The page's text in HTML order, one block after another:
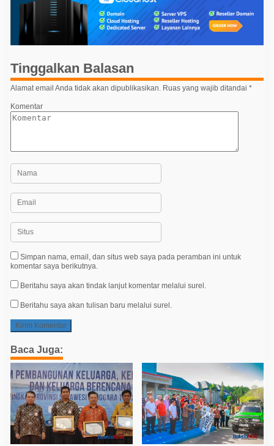
o
s
Tinggalkan Balasan
Alamat email Anda tidak akan dipublikasikan. Ruas yang wajib ditandai *
Komentar
Simpan nama, email, dan situs web saya pada peramban ini untuk
komentar saya berikutnya.
Beritahu saya akan tindak lanjut komentar melalui surel.
Beritahu saya akan tulisan baru melalui surel.
Baca Juga: